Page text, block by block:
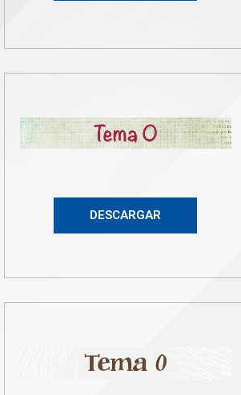
DESCARGAR